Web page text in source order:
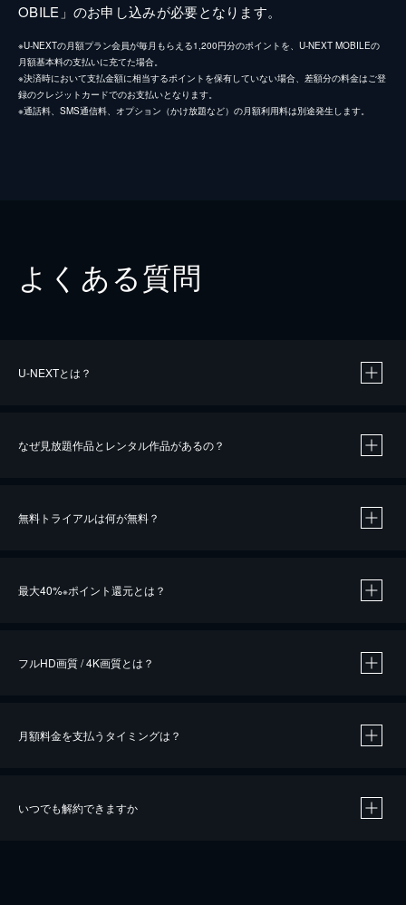
OBILE」のお申し込みが必要となります。
※U-NEXTの月額プラン会員が毎月もらえる1,200円分のポイントを、U-NEXT MOBILEの
月額基本料の支払いに充てた場合。
※決済時において支払金額に相当するポイントを保有していない場合、差額分の料金はご登
録のクレジットカードでのお支払いとなります。
※通話料、SMS通信料、オプション（かけ放題など）の月額利用料は別途発生します。
よくある質問
U-NEXTとは？
なぜ見放題作品とレンタル作品があるの？
無料トライアルは何が無料？
最大40%※ポイント還元とは？
※40％ポイント還元の対象は、クレジットカード決済による作品の購入 / レンタルです。
iOSアプリのUコイン決済による作品の購入 / レンタルは、20％のポイント還元です。
フルHD画質 / 4K画質とは？
月額料金を支払うタイミングは？
いつでも解約できますか